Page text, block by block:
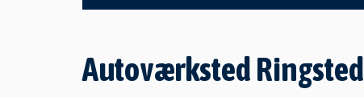
Autoværksted Ringsted